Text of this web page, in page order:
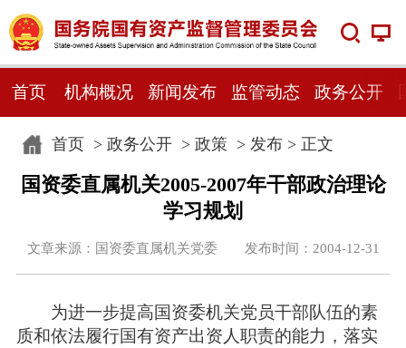
首页 机构概况 新闻发布 监管动态 政务公开
首页> 政务公开> 政策> 发布> 正文
国资委直属机关2005-2007年干部政治理论
学习规划
文章来源：国资委直属机关党委 发布时间：2004-12-31
为进一步提高国资委机关党员干部队伍的素
质和依法履行国有资产出资人职责的能力，落实